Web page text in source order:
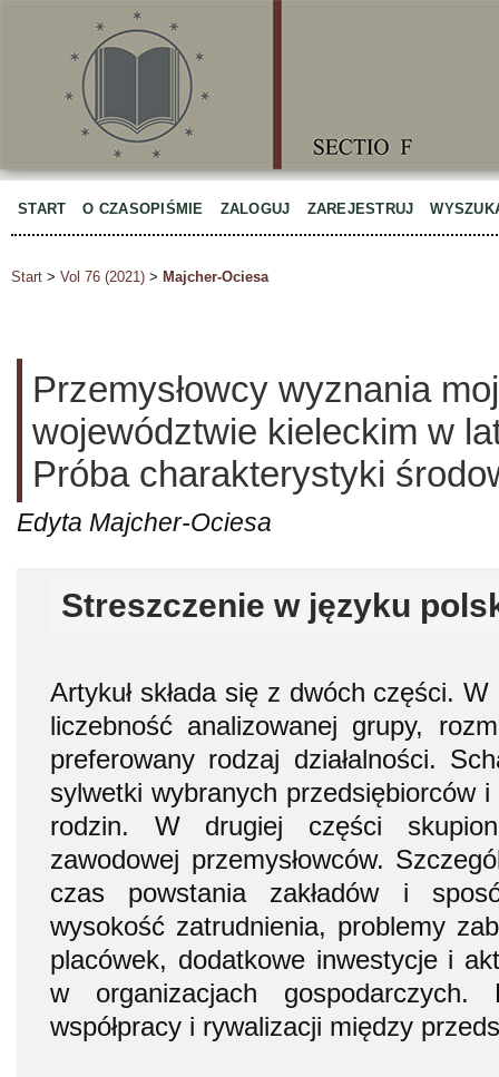
START O CZASOPIŚMIE ZALOGUJ ZAREJESTRUJ
Start > Vol 76 (2021) > Majcher-Ociesa
Przemysłowcy wyznania
województwie kieleckim w
Próba charakterystyki
Edyta Majcher-Ociesa
Streszczenie w języku
Artykuł składa się z dwóch części.
liczebność analizowanej grupy,
preferowany rodzaj działalności.
sylwetki wybranych przedsiębiorców
rodzin. W drugiej części
zawodowej przemysłowców.
czas powstania zakładów i
wysokość zatrudnienia, problemy
placówek, dodatkowe inwestycje i
w organizacjach gospodarczych.
współpracy i rywalizacji między